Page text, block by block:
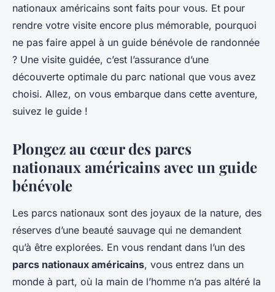
nationaux américains sont faits pour vous. Et pour
rendre votre visite encore plus mémorable, pourquoi
ne pas faire appel à un guide bénévole de randonnée
? Une visite guidée, c’est l’assurance d’une
découverte optimale du parc national que vous avez
choisi. Allez, on vous embarque dans cette aventure,
suivez le guide !
Plongez au cœur des parcs
nationaux américains avec un guide
bénévole
Les parcs nationaux sont des joyaux de la nature, des
réserves d’une beauté sauvage qui ne demandent
qu’à être explorées. En vous rendant dans l’un des
parcs nationaux américains, vous entrez dans un
monde à part, où la main de l’homme n’a pas altéré la